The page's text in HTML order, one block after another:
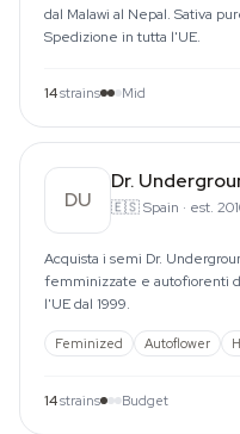
dal Malawi al Nepal. Sativa
Spedizione in tutta l'UE.
14strains Mid
DU
Dr.
🇪🇸Spain · est.
Acquista i semi Dr.
femminizzate e autofiorenti
l'UE dal 1999.
Feminized Autoflower
14strains Budget